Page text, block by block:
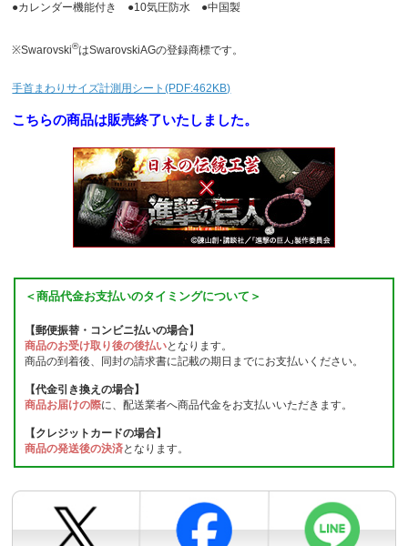
●カレンダー機能付き ●10気圧防水 ●中国製
※Swarovski®はSwarovskiAGの登録商標です。
手首まわりサイズ計測用シート(PDF:462KB)
こちらの商品は販売終了いたしました。
＜商品代金お支払いのタイミングについて＞
【郵便振替・コンビニ払いの場合】
商品のお受け取り後の後払いとなります。
商品の到着後、同封の請求書に記載の期日までにお支払いください。
【代金引き換えの場合】
商品お届けの際に、配送業者へ商品代金をお支払いいただきます。
【クレジットカードの場合】
商品の発送後の決済となります。